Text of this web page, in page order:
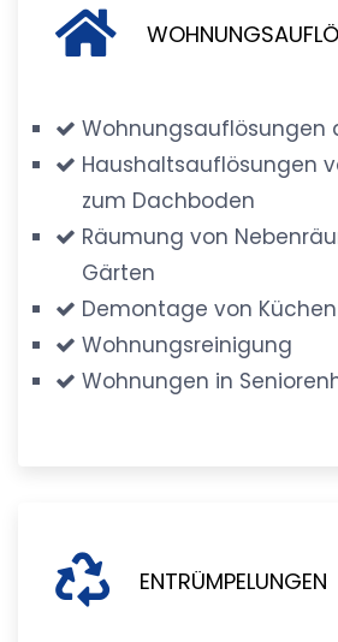
Wohnungsauflösungen
Haushaltsauflösungen
zum Dachboden
Räumung von
Gärten
Demontage von Küchen
Wohnungsreinigung
Wohnungen in
ENTRÜMPELUNGEN